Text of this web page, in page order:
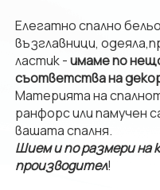
Елегатно спално
възглавници,
ластик -имаме по
съответства на
Материята на
ранфорс или памучен
вашата спалня.
Шием и по размери на
производител!